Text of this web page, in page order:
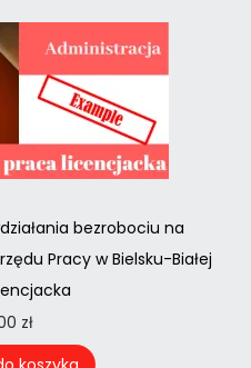
bezrobociu na
Pracy w Bielsku-Białej
zł